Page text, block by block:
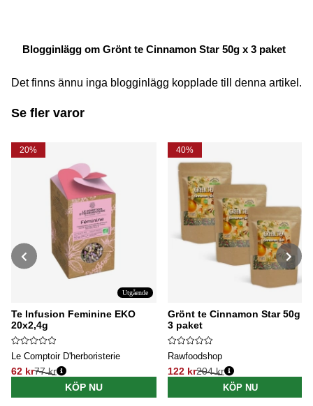
Blogginlägg om Grönt te Cinnamon Star 50g x 3 paket
Det finns ännu inga blogginlägg kopplade till denna artikel.
Se fler varor
20%
Utgående
Te Infusion Feminine EKO
20x2,4g
Le Comptoir D'herboristerie
62 kr
Ordinarie pris:
77 kr
KÖP NU
40%
Grönt te Cinnamon Star 50g x
3 paket
Rawfoodshop
122 kr
Ordinarie pris:
204 kr
KÖP NU